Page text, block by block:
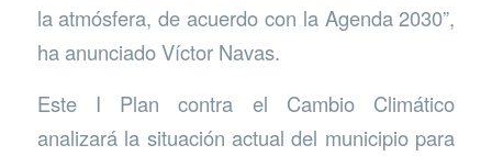
la atmósfera, de acuerdo con la Agenda 2030”,
ha anunciado Víctor Navas.
Este I Plan contra el Cambio Climático
analizará la situación actual del municipio para